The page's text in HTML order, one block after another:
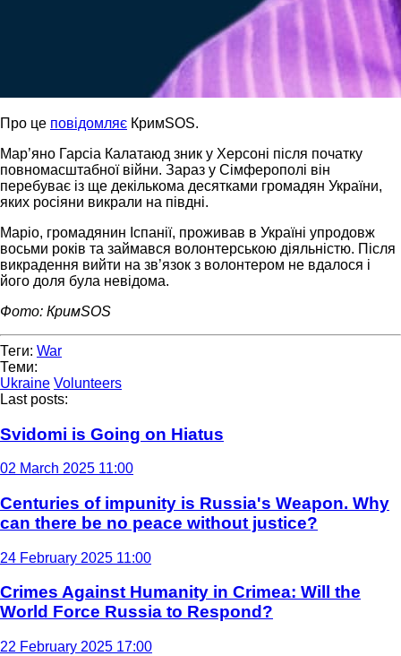
Про це повідомляє КримSOS.
Мар’яно Гарсіа Калатаюд зник у Херсоні після початку
повномасштабної війни. Зараз у Сімферополі він
перебуває із ще декількома десятками громадян України,
яких росіяни викрали на півдні.
Маріо, громадянин Іспанії, проживав в Україні упродовж
восьми років та займався волонтерською діяльністю. Після
викрадення вийти на зв’язок з волонтером не вдалося і
його доля була невідома.
Фото: КримSOS
Теги: War
Теми:
Ukraine Volunteers
Last posts:
Svidomi is Going on Hiatus
02 March 2025 11:00
Centuries of impunity is Russia's Weapon. Why
can there be no peace without justice?
24 February 2025 11:00
Crimes Against Humanity in Crimea: Will the
World Force Russia to Respond?
22 February 2025 17:00